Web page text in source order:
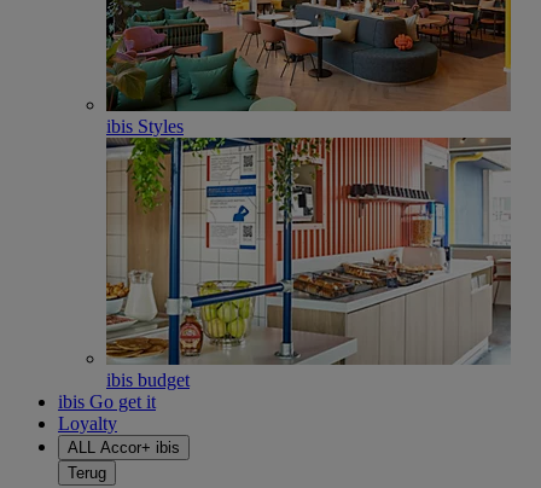
ibis Styles
ibis budget
ibis Go get it
Loyalty
ALL Accor+ ibis
Terug